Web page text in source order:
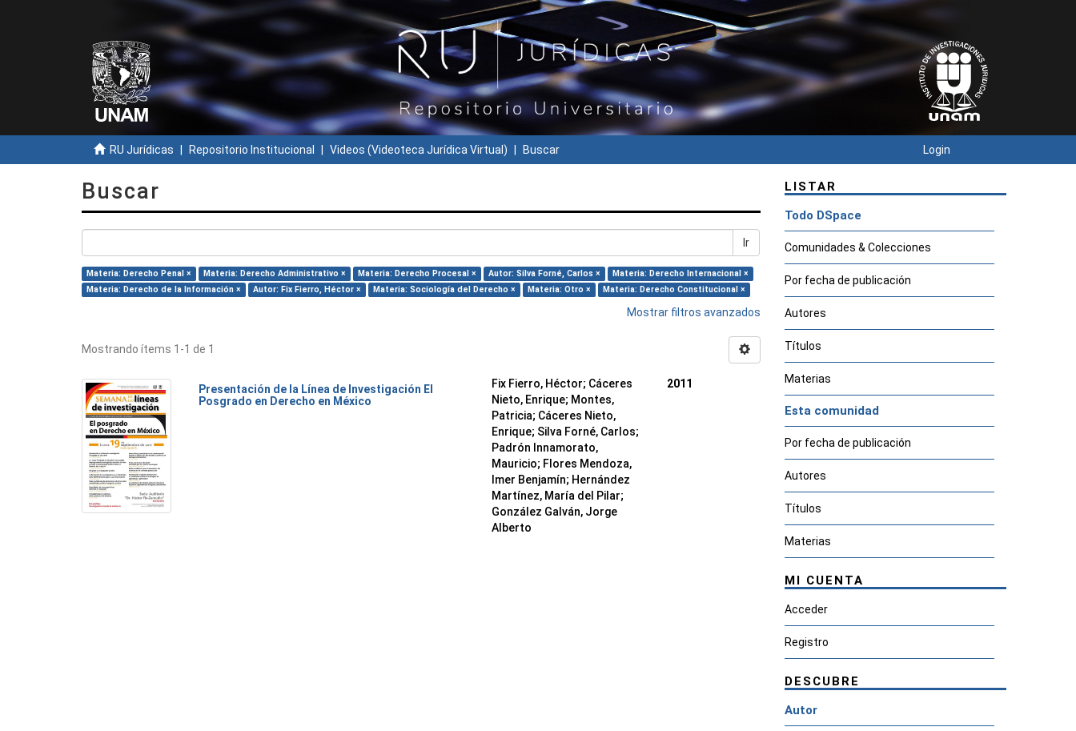
RU Jurídicas Repositorio Institucional Videos (Videoteca Jurídica Virtual) Buscar Login
Buscar
Ir
Materia: Derecho Penal × Materia: Derecho Administrativo × Materia: Derecho Procesal × Autor: Silva Forné, Carlos ×
Materia: Derecho Internacional ×
Materia: Derecho de la Información ×
Autor: Fix Fierro, Héctor × Materia: Sociología del Derecho × Materia: Otro × Materia: Derecho Constitucional ×
Mostrar filtros avanzados
Mostrando ítems 1-1 de 1
Presentación de la Línea de Investigación El
Posgrado en Derecho en México
Fix Fierro, Héctor; Cáceres
Nieto, Enrique; Montes,
Patricia; Cáceres Nieto,
Enrique; Silva Forné, Carlos;
Padrón Innamorato,
Mauricio; Flores Mendoza,
Imer Benjamín; Hernández
Martínez, María del Pilar;
González Galván, Jorge
Alberto
2011
LISTAR
Todo DSpace
Comunidades & Colecciones
Por fecha de publicación
Autores
Títulos
Materias
Esta comunidad
Por fecha de publicación
Autores
Títulos
Materias
MI CUENTA
Acceder
Registro
DESCUBRE
Autor